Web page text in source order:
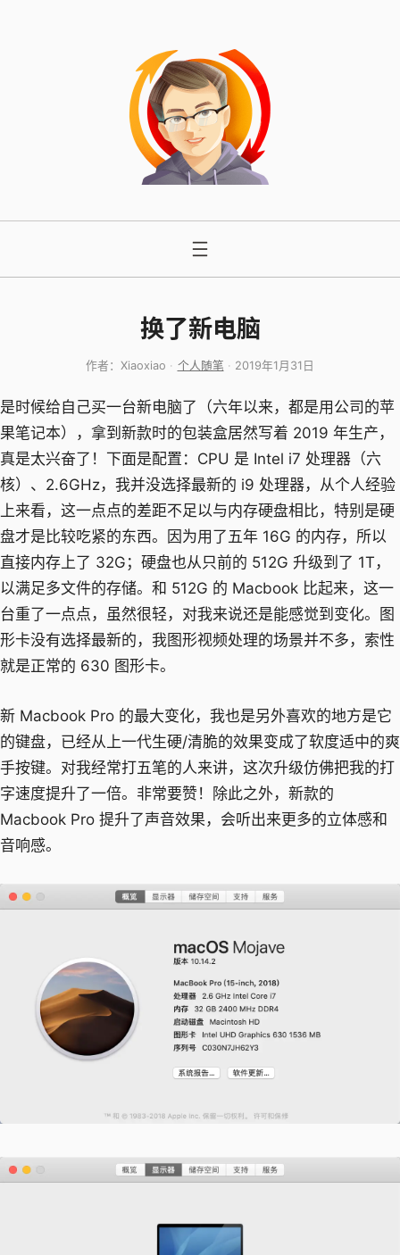
换了新电脑
作者： Xiaoxiao 个人随笔 2019年1月31日
是时候给自己买一台新电脑了（六年以来，都是用公司的苹
果笔记本），拿到新款时的包装盒居然写着 2019 年生产，
真是太兴奋了！下面是配置：CPU 是 Intel i7 处理器（六
核）、2.6GHz，我并没选择最新的 i9 处理器，从个人经验
上来看，这一点点的差距不足以与内存硬盘相比，特别是硬
盘才是比较吃紧的东西。因为用了五年 16G 的内存，所以
直接内存上了 32G；硬盘也从只前的 512G 升级到了 1T，
以满足多文件的存储。和 512G 的 Macbook 比起来，这一
台重了一点点，虽然很轻，对我来说还是能感觉到变化。图
形卡没有选择最新的，我图形视频处理的场景并不多，索性
就是正常的 630 图形卡。
新 Macbook Pro 的最大变化，我也是另外喜欢的地方是它
的键盘，已经从上一代生硬/清脆的效果变成了软度适中的爽
手按键。对我经常打五笔的人来讲，这次升级仿佛把我的打
字速度提升了一倍。非常要赞！除此之外，新款的
Macbook Pro 提升了声音效果，会听出来更多的立体感和
音响感。